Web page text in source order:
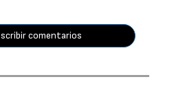
comentarios